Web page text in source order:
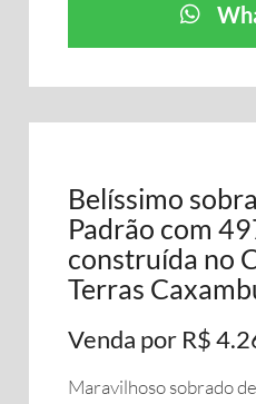
Belíssimo
Padrão com
construída no
Terras
Venda por R$
Maravilhoso sobrado